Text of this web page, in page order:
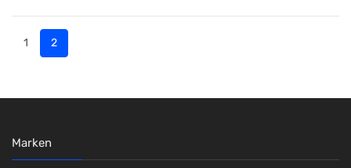
1 2
Marken